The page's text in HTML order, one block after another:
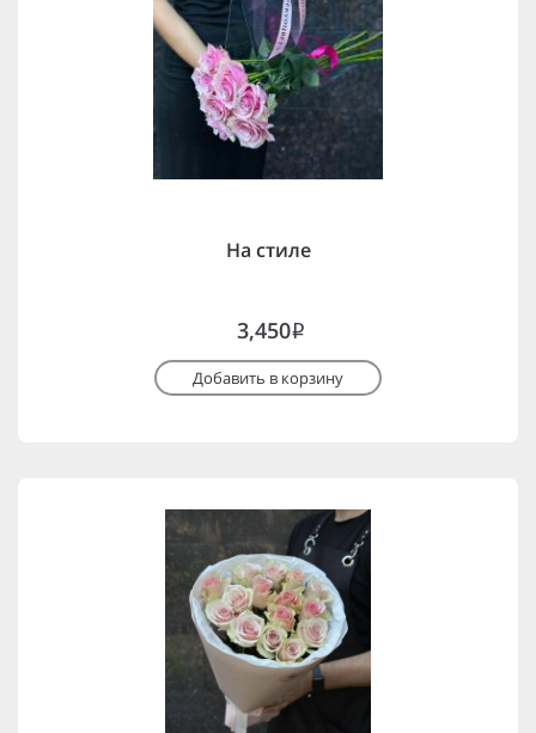
На стиле
3,450i
Добавить в корзину